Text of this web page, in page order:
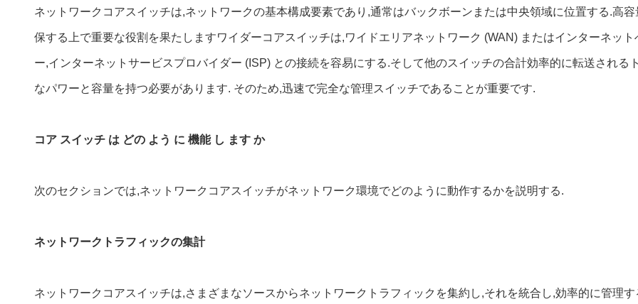
ネットワークコアスイッチは,ネットワークの基本構成要素であり,通常はバックボーンまたは中央領域に位置する.高
保する上で重要な役割を果たしますワイダーコアスイッチは,ワイドエリアネットワーク (WAN) またはインターネッ
ー,インターネットサービスプロバイダー (ISP) との接続を容易にする.そして他のスイッチの合計効率的に転送され
なパワーと容量を持つ必要があります. そのため,迅速で完全な管理スイッチであることが重要です.
コア スイッチ は どの よう に 機能 し ます か
次のセクションでは,ネットワークコアスイッチがネットワーク環境でどのように動作するかを説明する.
ネットワークトラフィックの集計
ネットワークコアスイッチは,さまざまなソースからネットワークトラフィックを集約し,それを統合し,効率的に管理